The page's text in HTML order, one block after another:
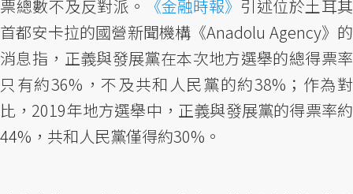
票總數不及反對派。 《金融時報》 引述位於土耳其
首都安卡拉的國營新聞機構《Anadolu Agency》的
消息指，正義與發展黨在本次地方選舉的總得票率
只有約36%，不及共和人民黨的約38%；作為對
比，2019年地方選舉中，正義與發展黨的得票率約
44%，共和人民黨僅得約30%。